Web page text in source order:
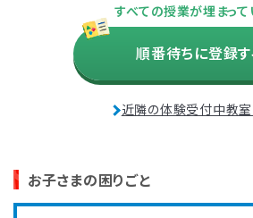
資料・体験授業のお
すべての授業が埋まって
順番待ちに登録す
近隣の体験受付中教
お子さまの困りごと
わかる本
作業療法
未就学
生活保護
受給世帯
市町村民税
課税世帯
市町村民税
課税世帯
前年度の年間所得
890万円
4,600円